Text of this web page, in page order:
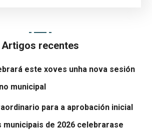
Artigos recentes
este xoves unha nova sesión
municipal
para a aprobación inicial
de 2026 celebrarase